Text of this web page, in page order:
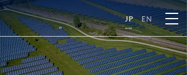
JP EN
E
N